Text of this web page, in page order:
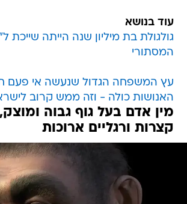
עוד בנושא
גולגולת בת מיליון שנה הייתה שייכת
המסתורי
עץ המשפחה הגדול שנעשה אי פעם
האנושות כולה - וזה ממש קרוב
מין אדם בעל גוף גבוה
קצרות ורגליים ארוכות